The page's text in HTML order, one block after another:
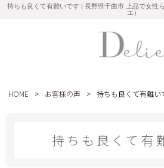
持ちも良くて有難いです | 長野県千曲市 上品で女性
エ）
HOME > お客様の声 > 持ちも良くて有難い
持ちも良くて有